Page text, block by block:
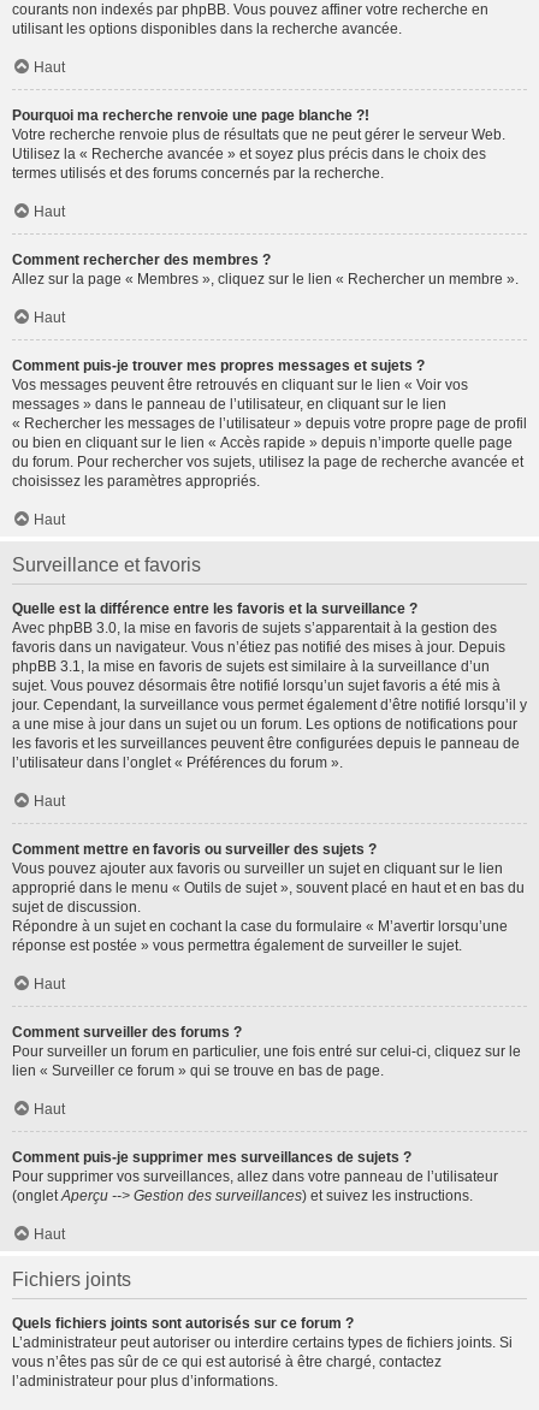
courants non indexés par phpBB. Vous pouvez affiner votre recherche en
utilisant les options disponibles dans la recherche avancée.
Haut
Pourquoi ma recherche renvoie une page blanche ?!
Votre recherche renvoie plus de résultats que ne peut gérer le serveur Web.
Utilisez la « Recherche avancée » et soyez plus précis dans le choix des
termes utilisés et des forums concernés par la recherche.
Haut
Comment rechercher des membres ?
Allez sur la page « Membres », cliquez sur le lien « Rechercher un membre ».
Haut
Comment puis-je trouver mes propres messages et sujets ?
Vos messages peuvent être retrouvés en cliquant sur le lien « Voir vos
messages » dans le panneau de l’utilisateur, en cliquant sur le lien
« Rechercher les messages de l’utilisateur » depuis votre propre page de profil
ou bien en cliquant sur le lien « Accès rapide » depuis n’importe quelle page
du forum. Pour rechercher vos sujets, utilisez la page de recherche avancée et
choisissez les paramètres appropriés.
Haut
Surveillance et favoris
Quelle est la différence entre les favoris et la surveillance ?
Avec phpBB 3.0, la mise en favoris de sujets s’apparentait à la gestion des
favoris dans un navigateur. Vous n’étiez pas notifié des mises à jour. Depuis
phpBB 3.1, la mise en favoris de sujets est similaire à la surveillance d’un
sujet. Vous pouvez désormais être notifié lorsqu’un sujet favoris a été mis à
jour. Cependant, la surveillance vous permet également d’être notifié lorsqu’il y
a une mise à jour dans un sujet ou un forum. Les options de notifications pour
les favoris et les surveillances peuvent être configurées depuis le panneau de
l’utilisateur dans l’onglet « Préférences du forum ».
Haut
Comment mettre en favoris ou surveiller des sujets ?
Vous pouvez ajouter aux favoris ou surveiller un sujet en cliquant sur le lien
approprié dans le menu « Outils de sujet », souvent placé en haut et en bas du
sujet de discussion.
Répondre à un sujet en cochant la case du formulaire « M’avertir lorsqu’une
réponse est postée » vous permettra également de surveiller le sujet.
Haut
Comment surveiller des forums ?
Pour surveiller un forum en particulier, une fois entré sur celui-ci, cliquez sur le
lien « Surveiller ce forum » qui se trouve en bas de page.
Haut
Comment puis-je supprimer mes surveillances de sujets ?
Pour supprimer vos surveillances, allez dans votre panneau de l’utilisateur
(ongletAperçu --> Gestion des surveillances) et suivez les instructions.
Haut
Fichiers joints
Quels fichiers joints sont autorisés sur ce forum ?
L’administrateur peut autoriser ou interdire certains types de fichiers joints. Si
vous n’êtes pas sûr de ce qui est autorisé à être chargé, contactez
l’administrateur pour plus d’informations.